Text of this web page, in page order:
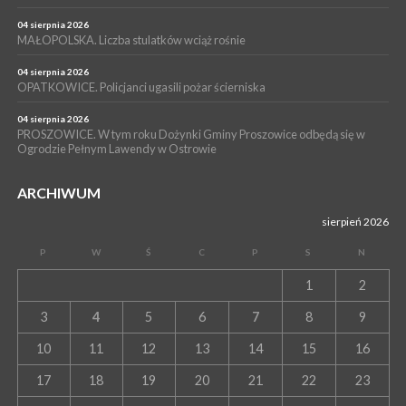
15 lipca 2026
PROSZOWICE. Już za tydzień kolejne zajęcia z cyklu „Wakacyjne
04 sierpnia 2026
MAŁOPOLSKA. Liczba stulatków wciąż rośnie
04 sierpnia 2026
OPATKOWICE. Policjanci ugasili pożar ścierniska
04 sierpnia 2026
PROSZOWICE. W tym roku Dożynki Gminy Proszowice odbędą się w
Ogrodzie Pełnym Lawendy w Ostrowie
ARCHIWUM
sierpień 2026
P W Ś C P S N
1 2
3 4 5 6 7 8 9
10 11 12 13 14 15 16
17 18 19 20 21 22 23